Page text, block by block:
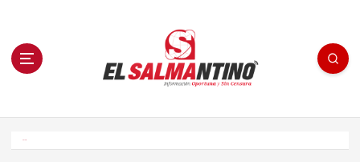
n El Salmantino - medios/noticias/editorial